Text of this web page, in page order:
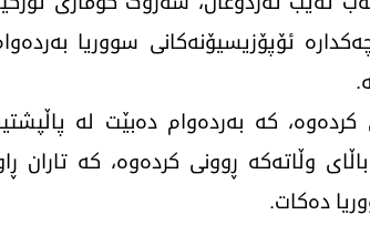
ئۆپۆزیسیۆنەکانی سووریا
کردەوە، کە بەردەوام دەبێت لە
وڵاتەکە ڕوونی کردەوە، کە تاران
دەکات.